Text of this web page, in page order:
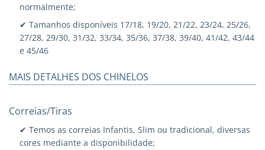
normalmente;
✔ Tamanhos disponíveis 17/18, 19/20, 21/22, 23/24, 25/26,
27/28, 29/30, 31/32, 33/34, 35/36, 37/38, 39/40, 41/42, 43/44
e 45/46
MAIS DETALHES DOS CHINELOS
Correias/Tiras
✔ Temos as correias Infantis, Slim ou tradicional, diversas
cores mediante a disponibilidade;